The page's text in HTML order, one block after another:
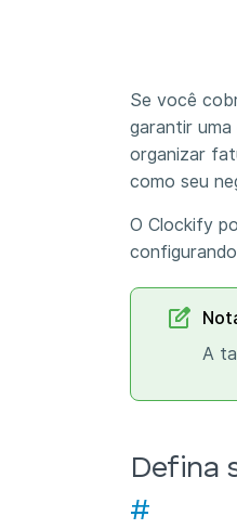
Se você
garantir
organizar
como seu
O Clockify
A
Defina
#